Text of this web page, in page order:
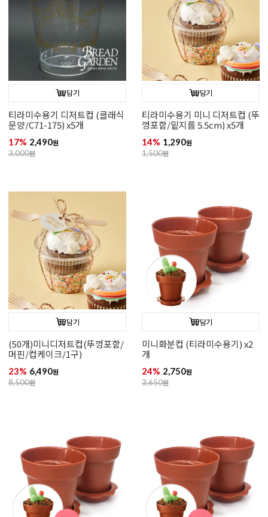
담기
티라미수용기 디저트컵 (클래식
문양/C71-175) x5개
17% 2,490원
3,000원
담기
티라미수용기 미니 디저트컵 (뚜
껑포함/밑지름 5.5cm) x5개
14% 1,290원
1,500원
담기
(50개)미니디저트컵(뚜껑포함/
머핀/컵케이크/1구)
23% 6,490원
8,500원
담기
미니화분컵 (티라미수용기) x2
개
24% 2,750원
3,650원